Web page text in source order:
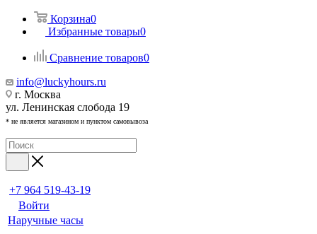
Корзина0
Избранные товары0
Сравнение товаров0
info@luckyhours.ru
г. Москва
ул. Ленинская слобода 19
* не является магазином и пунктом самовывоза
+7 964 519-43-19
Войти
Наручные часы